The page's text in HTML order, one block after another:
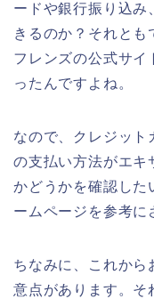
ードや銀行振り込み
きるのか？それとも
フレンズの公式サイ
ったんですよね。
なので、クレジット
の支払い方法がエキ
かどうかを確認した
ームページを参考に
ちなみに、これから
意点があります。そ